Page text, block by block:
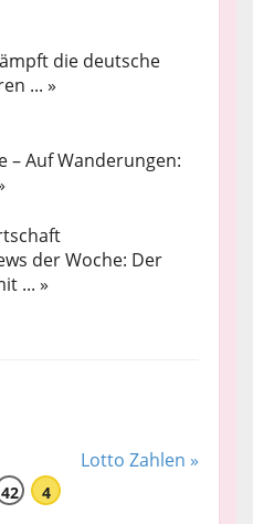
die deutsche
... »
– Auf Wanderungen:
der Woche: Der
... »
Lotto Zahlen »
42 4